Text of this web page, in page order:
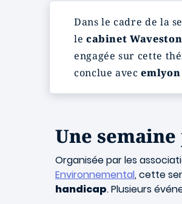
Dans le cadre de la
le cabinet
engagée sur cette
conclue avecemlyon
Une
Organisée par les
Environnemental, cette
handicap. Plusieurs